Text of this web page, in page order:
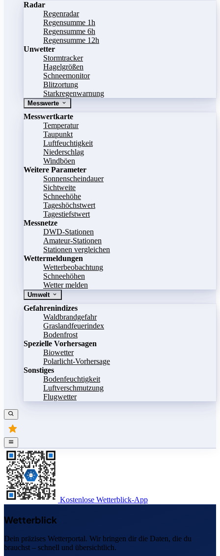
Radar
Regenradar
Regensumme 1h
Regensumme 6h
Regensumme 12h
Unwetter
Stormtracker
Hagelgrößen
Schneemonitor
Blitzortung
Starkregenwarnung
Messwerte
Messwertkarte
Temperatur
Taupunkt
Luftfeuchtigkeit
Niederschlag
Windböen
Weitere Parameter
Sonnenscheindauer
Sichtweite
Schneehöhe
Tageshöchstwert
Tagestiefstwert
Messnetze
DWD-Stationen
Amateur-Stationen
Stationen vergleichen
Wettermeldungen
Wetterbeobachtung
Schneehöhen
Wetter melden
Umwelt
Gefahrenindizes
Waldbrandgefahr
Graslandfeuerindex
Bodenfrost
Spezielle Vorhersagen
Biowetter
Polarlicht-Vorhersage
Sonstiges
Bodenfeuchtigkeit
Luftverschmutzung
Flugwetter
Kostenlose Wetterblick-App
Wetterblick
Dein präzises Wetterportal. Wir bringen dir die Daten, die du
brauchst – schnell und übersichtlich.